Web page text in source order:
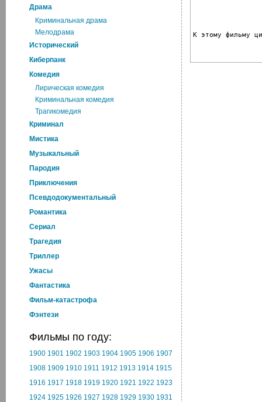
Драма
Криминальная драма
Мелодрама
Исторический
Киберпанк
Комедия
Лирическая комедия
Криминальная комедия
Трагикомедия
Криминал
Мистика
Музыкальный
Пародия
Приключения
Псевдодокументальный
Романтика
Cериал
Трагедия
Триллер
Ужасы
Фантастика
Фильм-катастрофа
Фэнтези
Фильмы по году:
1900 1901 1902 1903 1904 1905 1906 1907
1908 1909 1910 1911 1912 1913 1914 1915
1916 1917 1918 1919 1920 1921 1922 1923
1924 1925 1926 1927 1928 1929 1930 1931
К этому фильму